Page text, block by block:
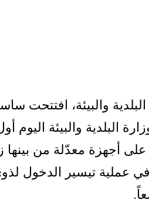
والبيئة، افتتحت
البلدية والبيئة
أجهزة معدّلة من بينها
عملية تيسير الدخول